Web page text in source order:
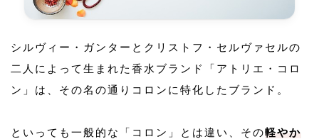
シルヴィー・ガンターとクリストフ・セルヴァセルの
二人によって生まれた香水ブランド「アトリエ・コロ
ン」は、その名の通りコロンに特化したブランド。
といっても一般的な「コロン」とは違い、その軽やか